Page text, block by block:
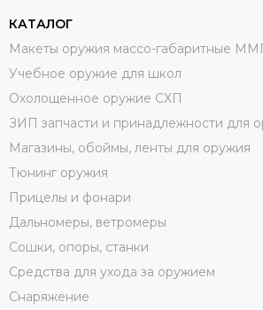
КАТАЛОГ
Макеты оружия массо-габаритные
Учебное оружие для школ
Охолощенное оружие СХП
ЗИП запчасти и принадлежности для
Магазины, обоймы, ленты для оружия
Тюнинг оружия
Прицелы и фонари
Дальномеры, ветромеры
Сошки, опоры, станки
Средства для ухода за оружием
Снаряжение